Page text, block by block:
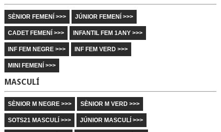
SÈNIOR FEMENÍ >>> JÚNIOR FEMENÍ >>>
CADET FEMENÍ >>> INFANTIL FEM 1ANY >>>
INF FEM NEGRE >>> INF FEM VERD >>>
MINI FEMENÍ >>>
MASCULÍ
SÈNIOR M NEGRE >>> SÈNIOR M VERD >>>
SOTS21 MASCULÍ >>> JÚNIOR MASCULÍ >>>